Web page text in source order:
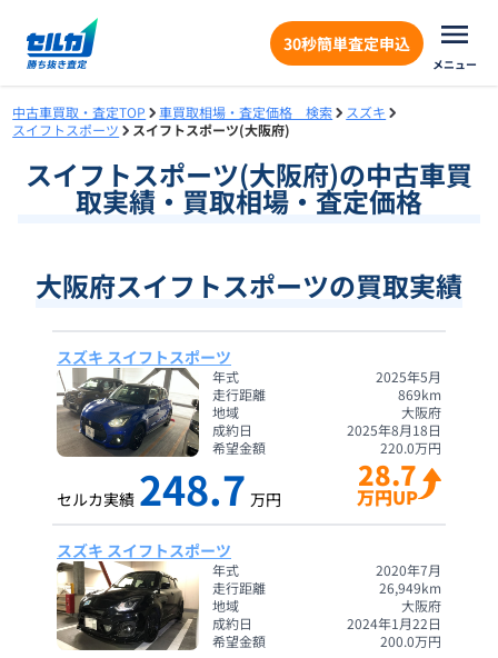
30秒簡単査定申込
メニュー
中古車買取・査定TOP 車買取相場・査定価格 検索
スズキ
スイフトスポーツ
スイフトスポーツ(大阪府)
スイフトスポーツ(大阪府)の中古車買
取実績・買取相場・査定価格
大阪府スイフトスポーツの買取実績
スズキ スイフトスポーツ
年式
2025年5月
走行距離
869km
地域
大阪府
成約日
2025年8月18日
希望金額
220.0万円
セルカ実績 248.7 万円
28.7
万円UP
スズキ スイフトスポーツ
年式
2020年7月
走行距離
26,949km
地域
大阪府
成約日
2024年1月22日
希望金額
200.0万円